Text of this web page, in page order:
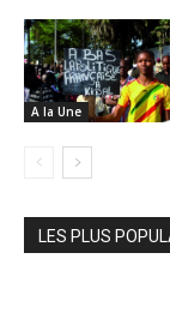
A la Une
LES PLUS